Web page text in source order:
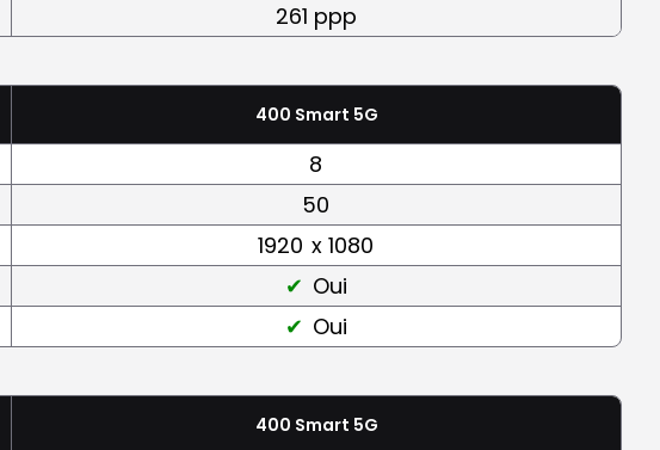
261 ppp
400 Smart 5G
8
50
1920 x 1080
Oui
Oui
400 Smart 5G